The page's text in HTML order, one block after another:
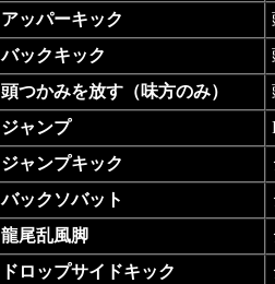
アッパーキック
バックキック
頭つかみを放す（味方のみ）
ジャンプ
ジャンプキック
バックソバット
龍尾乱風脚
ドロップサイドキック